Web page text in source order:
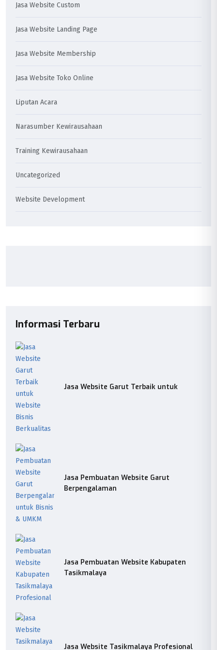
Jasa Website Custom
Jasa Website Landing Page
Jasa Website Membership
Jasa Website Toko Online
Liputan Acara
Narasumber Kewirausahaan
Training Kewirausahaan
Uncategorized
Website Development
Informasi Terbaru
Jasa Website Garut Terbaik untuk
Jasa Pembuatan Website Garut
Berpengalaman
Jasa Pembuatan Website Kabupaten
Tasikmalaya
Jasa Website Tasikmalaya Profesional